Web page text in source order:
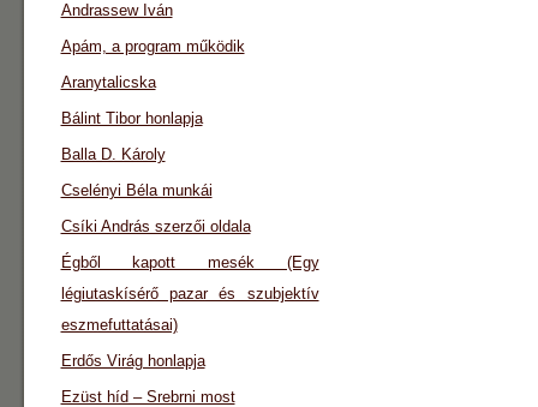
Andrassew Iván
Apám, a program működik
Aranytalicska
Bálint Tibor honlapja
Balla D. Károly
Cselényi Béla munkái
Csíki András szerzői oldala
Égből kapott mesék (Egy
légiutaskísérő pazar és szubjektív
eszmefuttatásai)
Erdős Virág honlapja
Ezüst híd – Srebrni most